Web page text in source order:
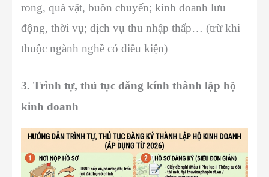
rong, quà vặt, buôn chuyến; kinh doanh lưu
động, thời vụ; dịch vụ thu nhập thấp… (trừ khi
thuộc ngành nghề có điều kiện)
3. Trình tự, thủ tục đăng kính thành lập hộ
kinh doanh